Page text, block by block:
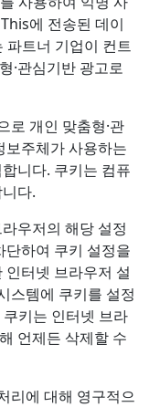
에 전송된 데이
파트너 기업이 컨트
·관심기반 광고로
로 개인 맞춤형·관
보주체가 사용하는
니다. 쿠키는 컴퓨
다.
우저의 해당 설정
단하여 쿠키 설정을
터넷 브라우저 설
스템에 쿠키를 설정
키는 인터넷 브라
언제든 삭제할 수
리에 대해 영구적으